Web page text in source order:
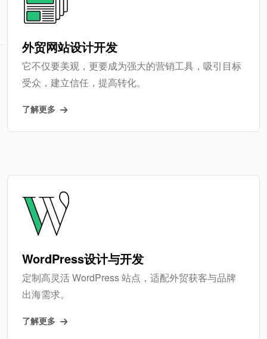
外贸网站设计开发
它不仅要美观，更要成为强大的营销工具，吸引目标
受众，建立信任，提高转化。
了解更多
WordPress设计与开发
定制高灵活 WordPress 站点，适配外贸获客与品牌
出海需求。
了解更多